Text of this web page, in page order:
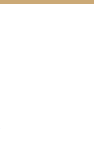
Меню